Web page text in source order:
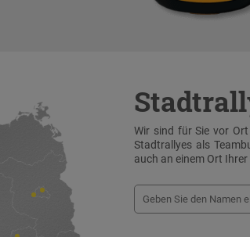
Wir sind für Sie vor
Stadtrallyes als
auch an einem Ort Ihrer